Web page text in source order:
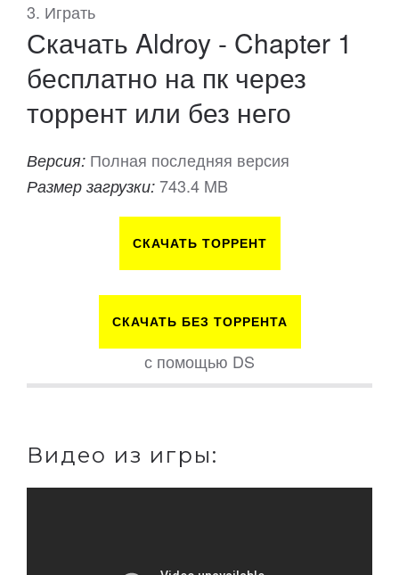
3. Играть
Скачать Aldroy - Chapter 1
бесплатно на пк через
торрент или без него
Версия: Полная последняя версия
Размер загрузки: 743.4 MB
СКАЧАТЬ ТОРРЕНТ
СКАЧАТЬ БЕЗ ТОРРЕНТА
с помощью DS
Видео из игры: